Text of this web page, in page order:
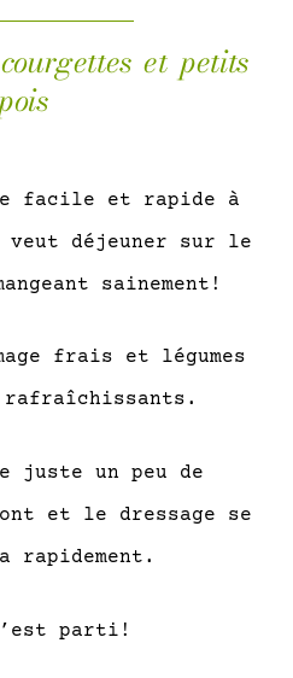
et petits
facile et rapide à
veut déjeuner sur le
sainement!
frais et légumes
rafraîchissants.
juste un peu de
et le dressage se
parti!